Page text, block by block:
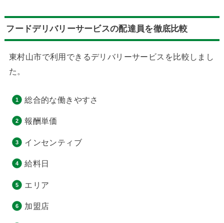
フードデリバリーサービスの配達員を徹底比較
東村山市で利用できるデリバリーサービスを比較しまし
た。
総合的な働きやすさ
報酬単価
インセンティブ
給料日
エリア
加盟店